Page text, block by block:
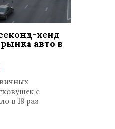
хенд
авто в
0
с
в 19 раз